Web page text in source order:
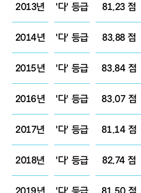
2013년 '다' 등급 81.23 점
2014년 '다' 등급 83.88 점
2015년 '다' 등급 83.84 점
2016년 '다' 등급 83.07 점
2017년 '다' 등급 81.14 점
2018년 '다' 등급 82.74 점